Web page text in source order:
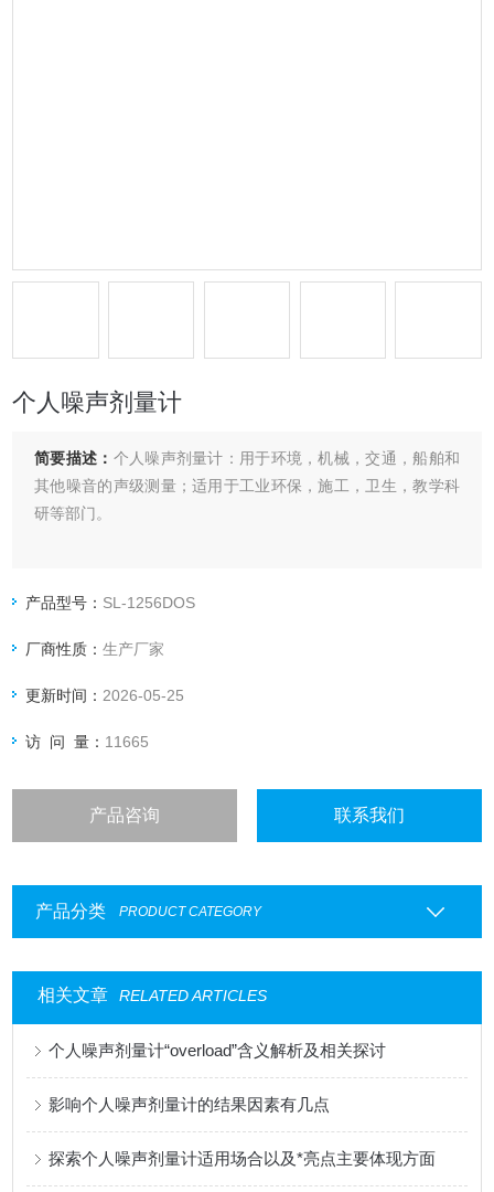
个人噪声剂量计
简要描述： 个人噪声剂量计：用于环境，机械，交通，船舶和
其他噪音的声级测量；适用于工业环保，施工，卫生，教学科
研等部门。
产品型号： SL-1256DOS
厂商性质：生产厂家
更新时间： 2026-05-25
访 问 量： 11665
产品咨询 联系我们
产品分类 PRODUCT CATEGORY
相关文章 RELATED ARTICLES
个人噪声剂量计“overload”含义解析及相关探讨
影响个人噪声剂量计的结果因素有几点
探索个人噪声剂量计适用场合以及*亮点主要体现方面